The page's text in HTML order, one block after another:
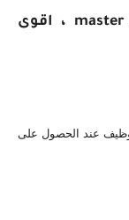
master rateb ، اقوى
عند الحصول على